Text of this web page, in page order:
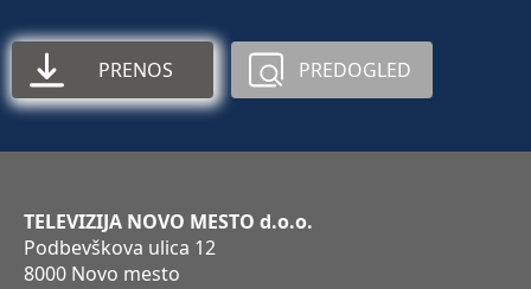
PRENOS PREDOGLED
TELEVIZIJA NOVO MESTO d.o.o.
Podbevškova ulica 12
8000 Novo mesto